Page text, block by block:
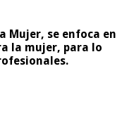
Mujer, se enfoca en
la mujer, para lo